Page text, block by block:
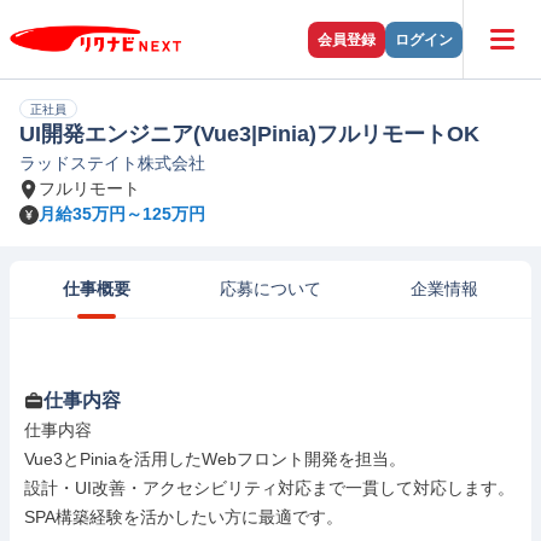
会員登録 ログイン
正社員
UI開発エンジニア(Vue3|Pinia)フルリモートOK
ラッドステイト株式会社
フルリモート
月給35万円～125万円
仕事概要 応募について 企業情報
仕事内容
仕事内容
Vue3とPiniaを活用したWebフロント開発を担当。
設計・UI改善・アクセシビリティ対応まで一貫して対応します。
SPA構築経験を活かしたい方に最適です。